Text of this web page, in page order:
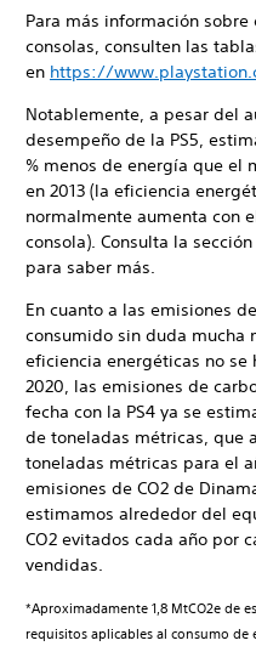
Para más información
consolas, consulten las
en https://
Notablemente, a pesar del
desempeño de la PS5,
% menos de energía que el
en 2013 (la eficiencia
normalmente aumenta con
consola). Consulta la
para saber más.
En cuanto a las emisiones
consumido sin duda mucha
eficiencia energéticas no
2020, las emisiones de
fecha con la PS4 ya se
de toneladas métricas, que
toneladas métricas para el
emisiones de CO2 de
estimamos alrededor del
CO2 evitados cada año por
vendidas.
*Aproximadamente 1,8 MtCO2e de
requisitos aplicables al consumo de